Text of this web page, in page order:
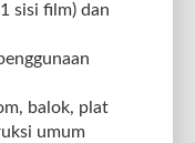
sisi film) dan
balok, plat
umum